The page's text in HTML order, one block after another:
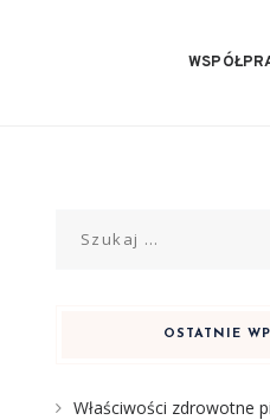
OSTATNIE
Właściwości zdrowotne